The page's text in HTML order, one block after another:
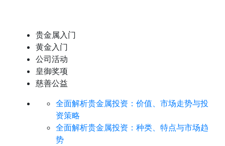
贵金属入门
黄金入门
公司活动
皇御奖项
慈善公益
全面解析贵金属投资：价值、市场走势与投
资策略
全面解析贵金属投资：种类、特点与市场趋
势